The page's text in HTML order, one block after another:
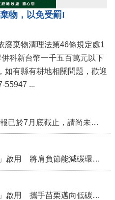
物，以免受罰!
廢棄物清理法第46條規定處1
科新台幣一千五百萬元以下
如有縣有耕地相關問題，歡迎